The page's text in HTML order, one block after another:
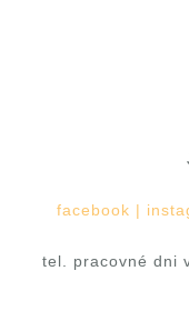
facebook |
tel. pracovné dni